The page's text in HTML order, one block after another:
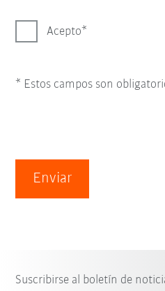
Acepto
* Estos campos son
Enviar
Suscribirse al boletín de